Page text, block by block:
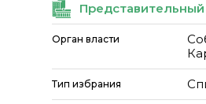
Орган власти
Тип избрания